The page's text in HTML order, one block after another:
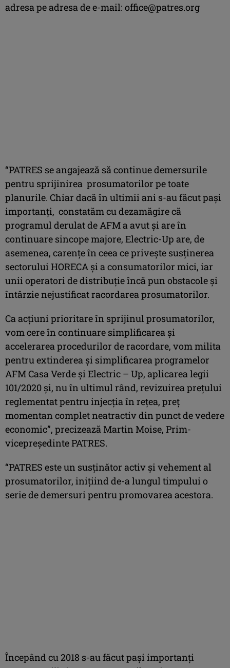
adresa pe adresa de e-mail: office@patres.org
“PATRES se angajează să continue demersurile
pentru sprijinirea prosumatorilor pe toate
planurile. Chiar dacă în ultimii ani s-au făcut pași
importanți, constatăm cu dezamăgire că
programul derulat de AFM a avut și are în
continuare sincope majore, Electric-Up are, de
asemenea, carențe în ceea ce privește susținerea
sectorului HORECA și a consumatorilor mici, iar
unii operatori de distribuție încă pun obstacole și
întârzie nejustificat racordarea prosumatorilor.
Ca acțiuni prioritare în sprijinul prosumatorilor,
vom cere în continuare simplificarea și
accelerarea procedurilor de racordare, vom milita
pentru extinderea și simplificarea programelor
AFM Casa Verde și Electric – Up, aplicarea legii
101/2020 și, nu în ultimul rând, revizuirea prețului
reglementat pentru injecția în rețea, preț
momentan complet neatractiv din punct de vedere
economic”, precizează Martin Moise, Prim-
vicepreședinte PATRES.
“PATRES este un susținător activ și vehement al
prosumatorilor, inițiind de-a lungul timpului o
serie de demersuri pentru promovarea acestora.
Începând cu 2018 s-au făcut pași importanți